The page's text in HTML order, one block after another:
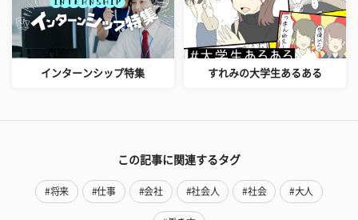
インターンシップ特集 すれみの大学生あるある
この記事に関連するタグ
#将来 #仕事 #会社 #社会人 #社会 #大人